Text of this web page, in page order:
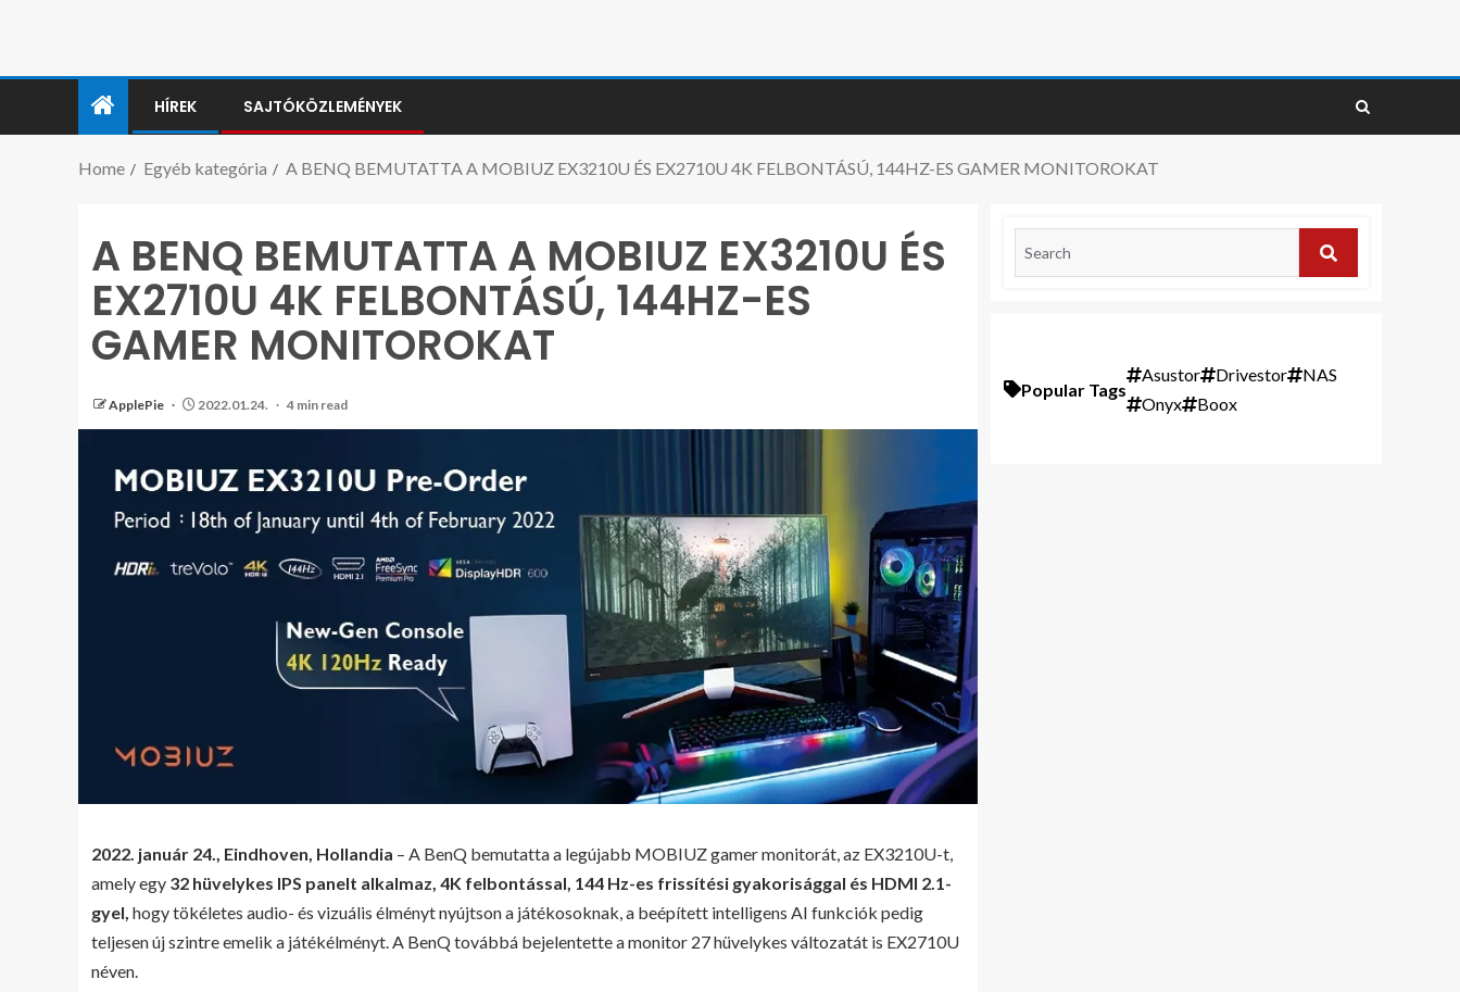
HÍREK SAJTÓKÖZLEMÉNYEK
Home Egyéb kategória A BENQ BEMUTATTA A MOBIUZ EX3210U ÉS EX2710U 4K FELBONTÁSÚ, 144HZ-ES GAMER MONITOROKAT
A BENQ BEMUTATTA A MOBIUZ EX3210U ÉS
EX2710U 4K FELBONTÁSÚ, 144HZ-ES
GAMER MONITOROKAT
ApplePie 2022.01.24. 4 min read
2022. január 24., Eindhoven, Hollandia – A BenQ bemutatta a legújabb MOBIUZ gamer monitorát, az EX3210U-t,
amely egy 32 hüvelykes IPS panelt alkalmaz, 4K felbontással, 144 Hz-es frissítési gyakorisággal és HDMI 2.1-
gyel, hogy tökéletes audio- és vizuális élményt nyújtson a játékosoknak, a beépített intelligens AI funkciók pedig
teljesen új szintre emelik a játékélményt. A BenQ továbbá bejelentette a monitor 27 hüvelykes változatát is EX2710U
néven.
Popular Tags
Asustor Drivestor
NAS
Onyx
Boox